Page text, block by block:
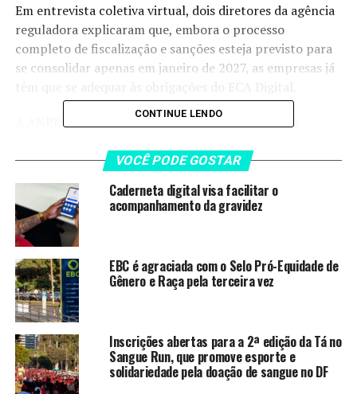
Em entrevista coletiva virtual, dois diretores da agência
reguladora explicaram que, embora o processo
completo de fiscalização e sanções esteja previsto para
se consolidar apenas em janeiro de 2027, as empresas já
A ANPD destacou que, desde a publicação do ECA
empresas que ofertam produtos ou serviços de
tecnologia da informação direcionados a crianças e
adolescentes no Brasil, ou que tenham acesso provável
por esse público.
“O ECA Digital não está em
compasso de espera”,
garantiu a diretora da
agência Miriam Wimmer.
CONTINUE LENDO
VOCÊ PODE GOSTAR
Caderneta digital visa facilitar o
acompanhamento da gravidez
EBC é agraciada com o Selo Pró-Equidade de
Gênero e Raça pela terceira vez
Inscrições abertas para a 2ª edição da Tá no
Sangue Run, que promove esporte e
solidariedade pela doação de sangue no DF